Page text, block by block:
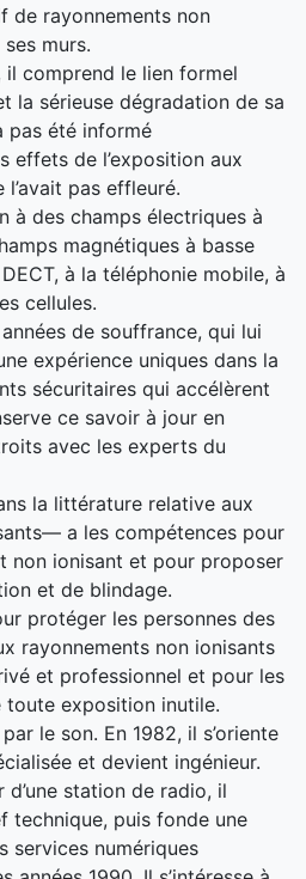
de rayonnements non
murs.
il comprend le lien formel
la sérieuse dégradation de sa
pas été informé
effets de l’exposition aux
pas effleuré.
à des champs électriques à
magnétiques à basse
à la téléphonie mobile, à
cellules.
de souffrance, qui lui
expérience uniques dans la
sécuritaires qui accélèrent
ce savoir à jour en
avec les experts du
la littérature relative aux
a les compétences pour
non ionisant et pour proposer
et de blindage.
protéger les personnes des
rayonnements non ionisants
et professionnel et pour les
exposition inutile.
le son. En 1982, il s’oriente
et devient ingénieur.
station de radio, il
technique, puis fonde une
services numériques